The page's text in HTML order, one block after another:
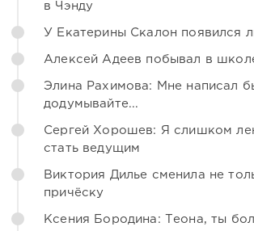
в Чэнду
У Екатерины Скалон появился
Алексей Адеев побывал в
Элина Рахимова: Мне написал
додумывайте...
Сергей Хорошев: Я слишком
стать ведущим
Виктория Дилье сменила не
причёску
Ксения Бородина: Теона, ты